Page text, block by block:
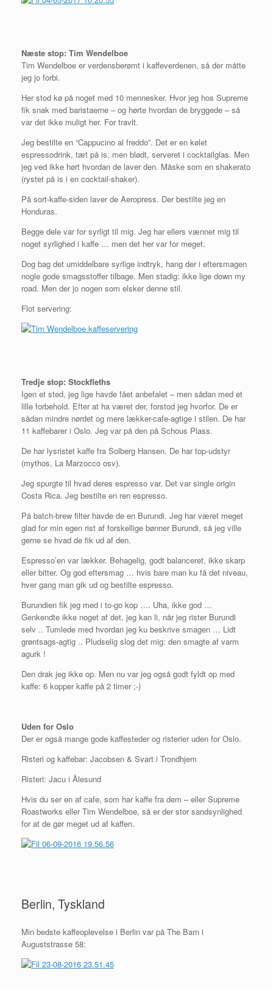
Næste stop: Tim Wendelboe
Tim Wendelboe er verdensberømt i kaffeverdenen, så der måtte
jeg jo forbi.
Her stod kø på noget med 10 mennesker. Hvor jeg hos Supreme
fik snak med baristaerne – og hørte hvordan de bryggede – så
var det ikke muligt her. For travlt.
Jeg bestilte en “Cappucino al freddo”. Det er en kølet
espressodrink, tæt på is, men blødt, serveret i cocktailglas. Men
jeg ved ikke hørt hvordan de laver den. Måske som en shakerato
(rystet på is i en cocktail-shaker).
På sort-kaffe-siden laver de Aeropress. Der bestilte jeg en
Honduras.
Begge dele var for syrligt til mig. Jeg har ellers vænnet mig til
noget syrlighed i kaffe … men det her var for meget.
Dog bag det umiddelbare syrlige indtryk, hang der i eftersmagen
nogle gode smagsstoffer tilbage. Men stadig: ikke lige down my
road. Men der jo nogen som elsker denne stil.
Flot servering:
Tredje stop: Stockfleths
Igen et sted, jeg lige havde fået anbefalet – men sådan med et
lille forbehold. Efter at ha været der, forstod jeg hvorfor. De er
sådan mindre nørdet og mere lækker-cafe-agtige i stilen. De har
11 kaffebarer i Oslo. Jeg var på den på Schous Plass.
De har lysristet kaffe fra Solberg Hansen. De har top-udstyr
(mythos, La Marzocco osv).
Jeg spurgte til hvad deres espresso var. Det var single origin
Costa Rica. Jeg bestilte en ren espresso.
På batch-brew filter havde de en Burundi. Jeg har været meget
glad for min egen rist af forskellige bønner Burundi, så jeg ville
gerne se hvad de fik ud af den.
Espresso’en var lækker. Behagelig, godt balanceret, ikke skarp
eller bitter. Og god eftersmag … hvis bare man ku få det niveau,
hver gang man gik ud og bestilte espresso.
Burundien fik jeg med i to-go kop …. Uha, ikke god …
Genkendte ikke noget af det, jeg kan li, når jeg rister Burundi
selv .. Tumlede med hvordan jeg ku beskrive smagen … Lidt
grøntsags-agtig .. Pludselig slog det mig: den smagte af varm
agurk !
Den drak jeg ikke op. Men nu var jeg også godt fyldt op med
kaffe: 6 kopper kaffe på 2 timer ;-)
Uden for Oslo
Der er også mange gode kaffesteder og risterier uden for Oslo.
Risteri og kaffebar: Jacobsen & Svart i Trondhjem
Risteri: Jacu i Ålesund
Hvis du ser en af cafe, som har kaffe fra dem – eller Supreme
Roastworks eller Tim Wendelboe, så er der stor sandsynlighed
for at de gør meget ud af kaffen.
Berlin, Tyskland
Min bedste kaffeoplevelse i Berlin var på The Barn i
Auguststrasse 58: